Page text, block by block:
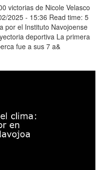
victorias de Nicole Velasco
2025 - 15:36 Read time: 5
por el Instituto Navojoense
deportiva La primera
fue a sus 7 a&